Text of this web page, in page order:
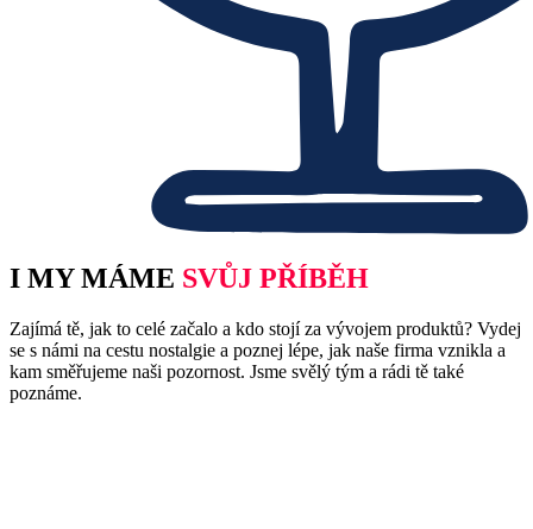
I MY MÁME SVŮJ PŘÍBĚH
Zajímá tě, jak to celé začalo a kdo stojí za vývojem produktů? Vydej
se s námi na cestu nostalgie a poznej lépe, jak naše firma vznikla a
kam směřujeme naši pozornost. Jsme svělý tým a rádi tě také
poznáme.